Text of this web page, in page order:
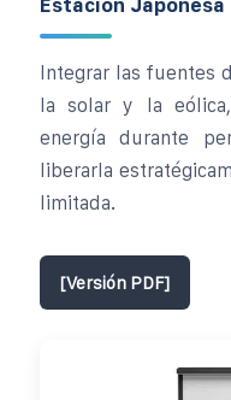
Estación Japonesa
Integrar las fuentes
la solar y la
energía durante
liberarla
limitada.
[Versión PDF]